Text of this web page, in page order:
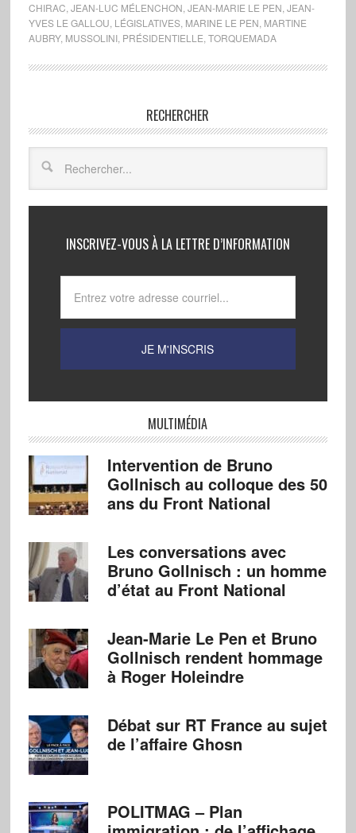
CHIRAC JEAN-LUC MÉLENCHON JEAN-MARIE LE PEN JEAN-
YVES LE GALLOU LÉGISLATIVES, MARINE LE PEN MARTINE
AUBRY, MUSSOLINI, PRÉSIDENTIELLE TORQUEMADA
RECHERCHER
INSCRIVEZ-VOUS À LA LETTRE D’INFORMATION
MULTIMÉDIA
Intervention de Bruno
Gollnisch au colloque des 50
ans du Front National
Les conversations avec
Bruno Gollnisch : un homme
d’état au Front National
Jean-Marie Le Pen et Bruno
Gollnisch rendent hommage
à Roger Holeindre
Débat sur RT France au sujet
de l’affaire Ghosn
POLITMAG – Plan